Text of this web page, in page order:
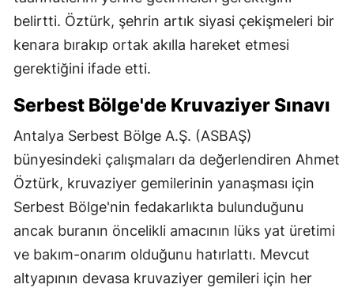
belirtti. Öztürk, şehrin artık siyasi çekişmeleri bir
kenara bırakıp ortak akılla hareket etmesi
gerektiğini ifade etti.
Serbest Bölge'de Kruvaziyer Sınavı
Antalya Serbest Bölge A.Ş. (ASBAŞ)
bünyesindeki çalışmaları da değerlendiren Ahmet
Öztürk, kruvaziyer gemilerinin yanaşması için
Serbest Bölge'nin fedakarlıkta bulunduğunu
ancak buranın öncelikli amacının lüks yat üretimi
ve bakım-onarım olduğunu hatırlattı. Mevcut
altyapının devasa kruvaziyer gemileri için her